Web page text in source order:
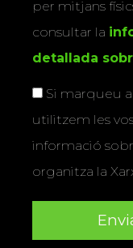
per mitjans
consultar la
detallada
Si marqueu
utilitzem les
informació
organitza la